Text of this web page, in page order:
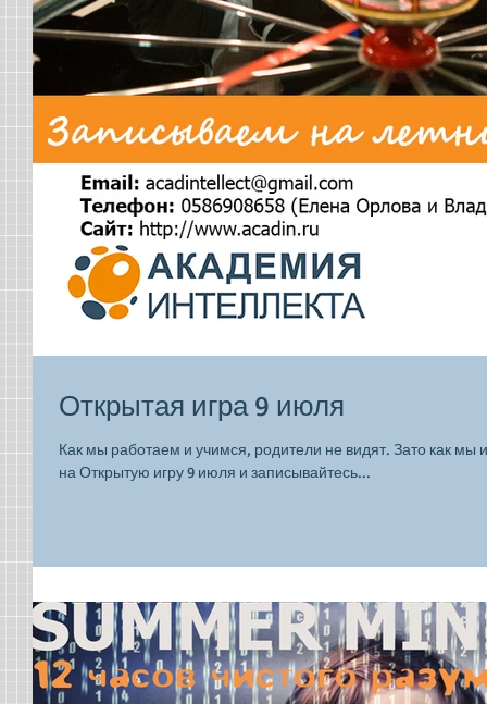
Открытая игра 9 июля
Как мы работаем и учимся, родители не видят. Зато как мы
на Открытую игру 9 июля и записывайтесь...